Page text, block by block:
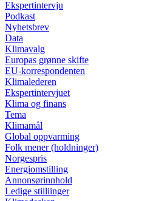
Ekspertintervju
Podkast
Nyhetsbrev
Data
Klimavalg
Europas grønne skifte
EU-korrespondenten
Klimalederen
Ekspertintervjuet
Klima og finans
Tema
Klimamål
Global oppvarming
Folk mener (holdninger)
Norgespris
Energiomstilling
Annonsørinnhold
Ledige stilliinger